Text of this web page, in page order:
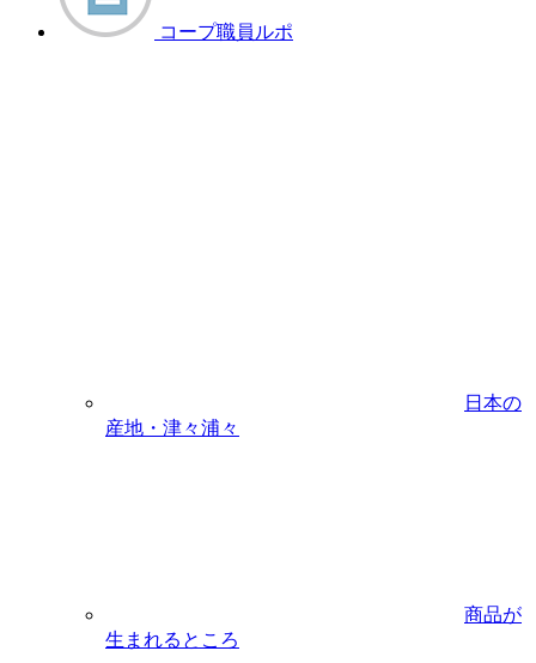
コープ職員ルポ
日本の
産地・津々浦々
商品が
生まれるところ